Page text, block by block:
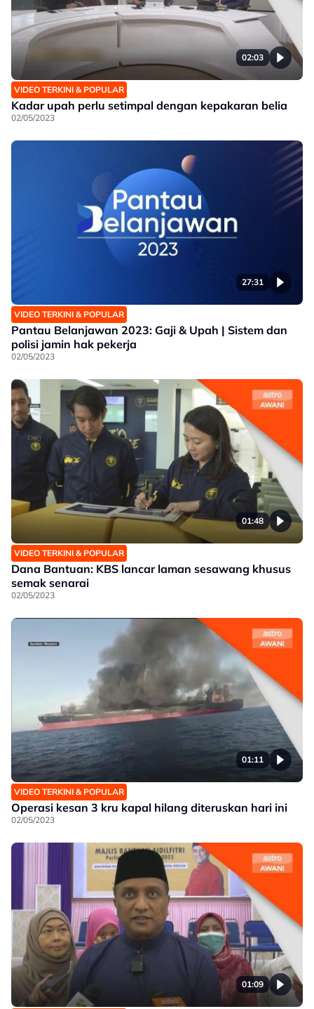
02:03
VIDEO TERKINI & POPULAR
Kadar upah perlu setimpal dengan kepakaran belia
02/05/2023
27:31
VIDEO TERKINI & POPULAR
Pantau Belanjawan 2023: Gaji & Upah | Sistem dan
polisi jamin hak pekerja
02/05/2023
01:48
VIDEO TERKINI & POPULAR
Dana Bantuan: KBS lancar laman sesawang khusus
semak senarai
02/05/2023
01:11
VIDEO TERKINI & POPULAR
Operasi kesan 3 kru kapal hilang diteruskan hari ini
02/05/2023
01:09